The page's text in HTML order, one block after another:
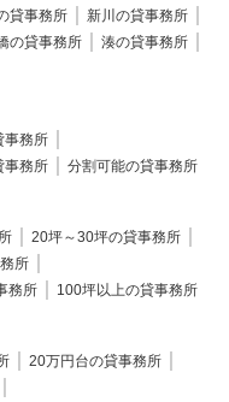
貸事務所
新川の貸事務所
の貸事務所
湊の貸事務所
事務所
事務所 分割可能の貸事務所
20坪～30坪の貸事務所
所
務所 100坪以上の貸事務所
20万円台の貸事務所